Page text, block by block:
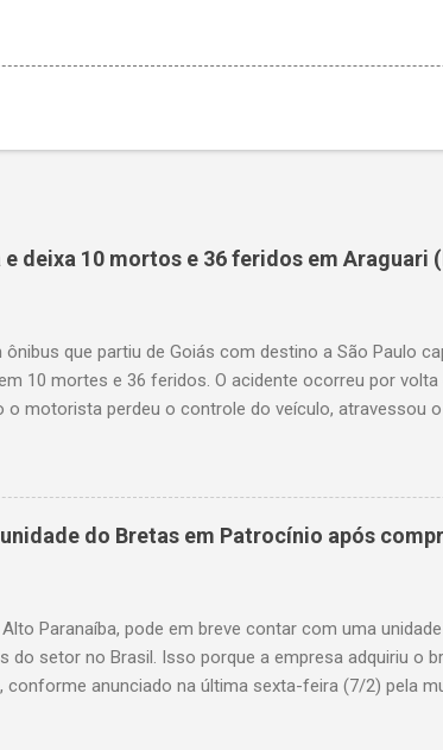
deixa 10 mortos e 36 feridos em Araguari
ônibus que partiu de Goiás com destino a São Paulo
10 mortes e 36 feridos. O acidente ocorreu por
o motorista perdeu o controle do veículo, atravessou o
estão em estado grave. As autoridades investigam
do Bretas em Patrocínio após
Paranaíba, pode em breve contar com uma
do setor no Brasil. Isso porque a empresa adquiriu o
conforme anunciado na última sexta-feira (7/2) pela
Altino Guimarães, 455, no bairro Santo Antônio.